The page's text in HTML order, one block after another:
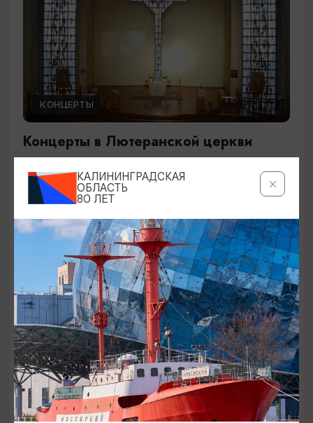
КОНЦЕРТЫ
Концерты в Лютеранской церкви
19.07.2026 - 19.08.2026, 19:00
Калининград, Евангелическо-лютеранская церковь
«Воскресения»
ОТ 250₽
ДЕТЯМ
КАЛИНИНГРАДСКАЯ
ОБЛАСТЬ
80 ЛЕТ